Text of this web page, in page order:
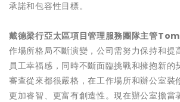
承諾和包容性目標。
戴德梁行亞太區項目管理服務團隊主管
作場所格局不斷演變，公司需努力保持和提
員工幸福感，同時不斷面臨挑戰和擁抱新的
審查從來都很嚴格，在工作場所和辦公室裝
更加睿智、更富有創造性。現在辦公室擔當